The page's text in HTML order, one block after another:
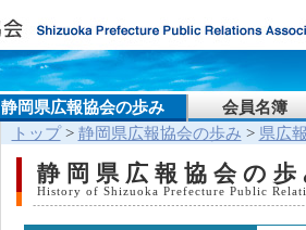
静岡県広報協会の歩み 会員名簿
トップ> 静岡県広報協会の歩み > 県広
静岡県広報協会の歩
History of Shizuoka Prefecture Public